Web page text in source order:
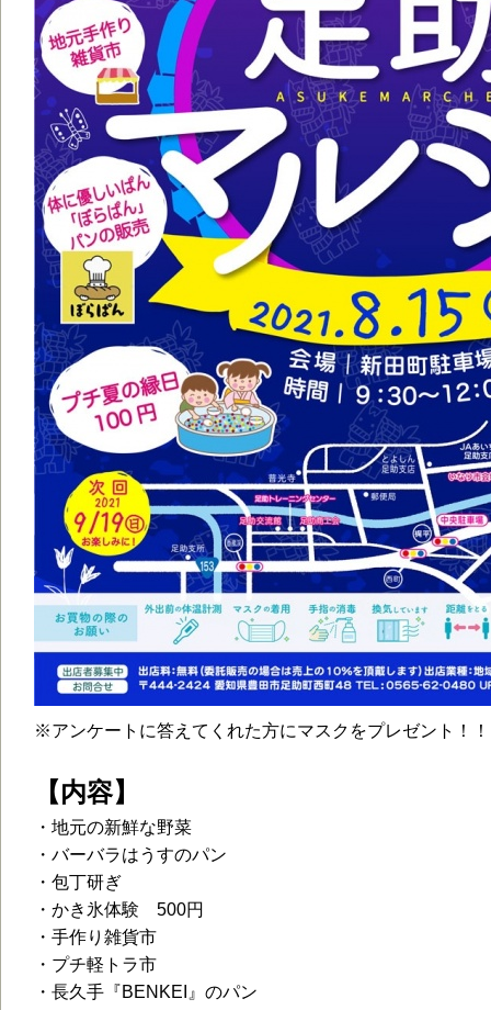
※アンケートに答えてくれた方にマスクをプレゼント！
【内容】
・地元の新鮮な野菜
・バーバラはうすのパン
・包丁研ぎ
・かき氷体験 500円
・手作り雑貨市
・プチ軽トラ市
・長久手『BENKEI』のパン